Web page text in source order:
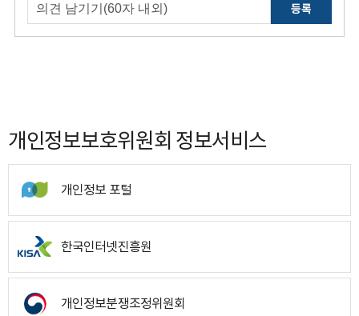
등록
개인정보보호위원회 정보서비스
개인정보 포털
한국인터넷진흥원
개인정보분쟁조정위원회